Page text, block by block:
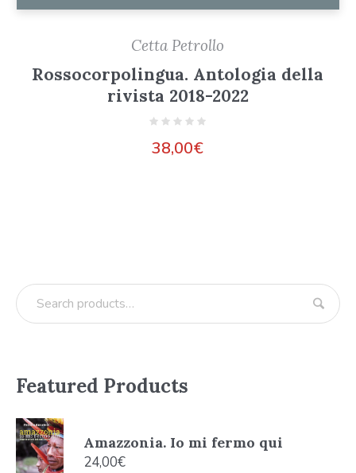
Cetta Petrollo
Rossocorpolingua. Antologia della
rivista 2018-2022
38,00€
Featured Products
Amazzonia. Io mi fermo qui
24,00€